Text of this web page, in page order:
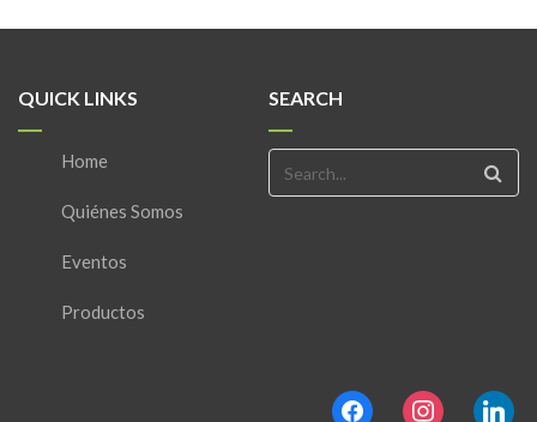
QUICK LINKS
Home
Quiénes Somos
Eventos
Productos
SEARCH
facebook instagramlinkedin